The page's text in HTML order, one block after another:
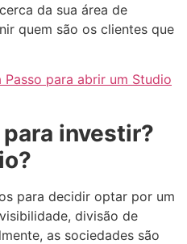
da sua área de
quem são os clientes que
para abrir um Studio
investir?
para decidir optar por um
divisão de
as sociedades são